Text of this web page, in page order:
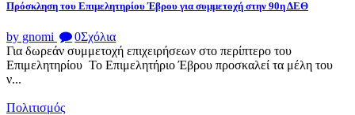
Πρόσκληση του Επιμελητηρίου Έβρου για συμμετοχή στην 90η ΔΕΘ
by gnomi 0Σχόλια
Για δωρεάν συμμετοχή επιχειρήσεων στο περίπτερο του
Επιμελητηρίου Το Επιμελητήριο Έβρου προσκαλεί τα μέλη του
ν...
Πολιτισμός